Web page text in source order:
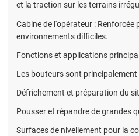
et la traction sur les terrains
Cabine de l'opérateur : Renforcée
environnements difficiles.
Fonctions et applications
Les bouteurs sont principalement
Défrichement et préparation du
Pousser et répandre de grandes
Surfaces de nivellement pour la